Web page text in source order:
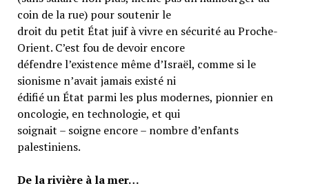
coin de la rue) pour soutenir le
droit du petit État juif à vivre en sécurité au Proche-
Orient. C’est fou de devoir encore
défendre l’existence même d’Israël, comme si le
sionisme n’avait jamais existé ni
édifié un État parmi les plus modernes, pionnier en
oncologie, en technologie, et qui
soignait – soigne encore – nombre d’enfants
palestiniens.
De la rivière à la mer…